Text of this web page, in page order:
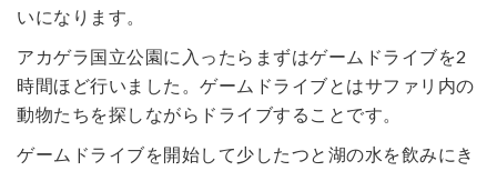
いになります。
アカゲラ国立公園に入ったらまずはゲームドライブを2
時間ほど行いました。ゲームドライブとはサファリ内の
動物たちを探しながらドライブすることです。
ゲームドライブを開始して少したつと湖の水を飲みにき